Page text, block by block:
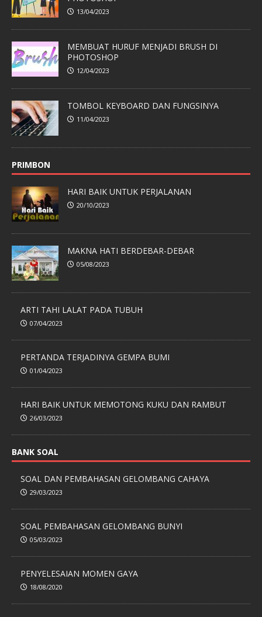
13/04/2023
MEMBUAT HURUF MENJADI BRUSH DI
PHOTOSHOP
12/04/2023
TOMBOL KEYBOARD DAN FUNGSINYA
11/04/2023
PRIMBON
HARI BAIK UNTUK PERJALANAN
20/10/2023
MAKNA HATI BERDEBAR-DEBAR
05/08/2023
ARTI TAHI LALAT PADA TUBUH
07/04/2023
PERTANDA TERJADINYA GEMPA BUMI
01/04/2023
HARI BAIK UNTUK MEMOTONG KUKU DAN RAMBUT
26/03/2023
BANK SOAL
SOAL DAN PEMBAHASAN GELOMBANG CAHAYA
29/03/2023
SOAL PEMBAHASAN GELOMBANG BUNYI
05/03/2023
PENYELESAIAN MOMEN GAYA
18/08/2020